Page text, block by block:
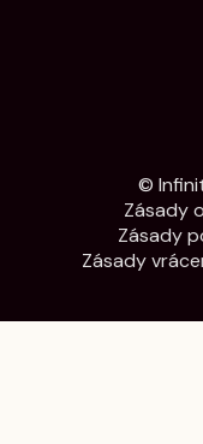
©
Zásady
Zásady
Zásady